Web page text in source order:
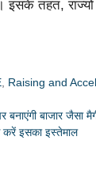
इसके तहत,
Raising and
बाजार जैसा
इसका इस्तेमाल